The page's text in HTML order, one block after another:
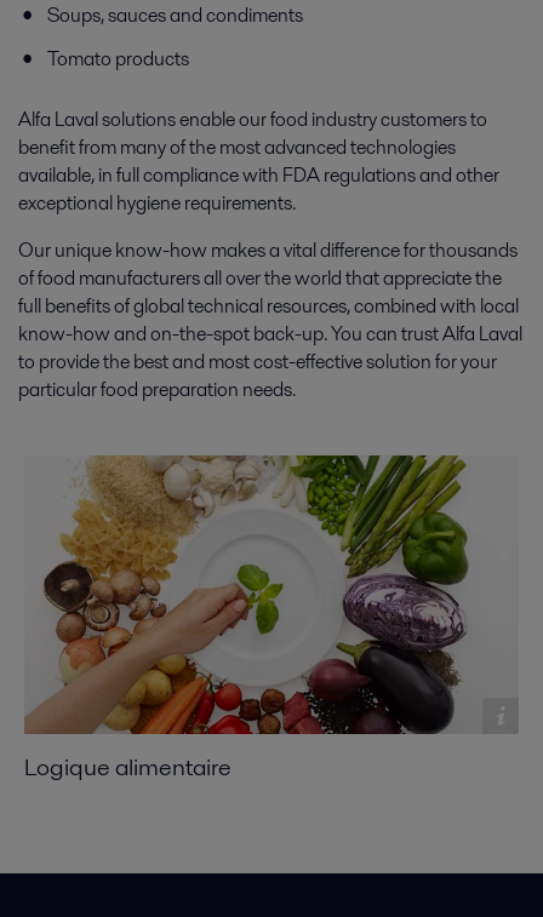
Soups, sauces and condiments
Tomato products
Alfa Laval solutions enable our food industry customers to
benefit from many of the most advanced technologies
available, in full compliance with FDA regulations and other
exceptional hygiene requirements.
Our unique know-how makes a vital difference for thousands
of food manufacturers all over the world that appreciate the
full benefits of global technical resources, combined with local
know-how and on-the-spot back-up. You can trust Alfa Laval
to provide the best and most cost-effective solution for your
particular food preparation needs.
Logique alimentaire